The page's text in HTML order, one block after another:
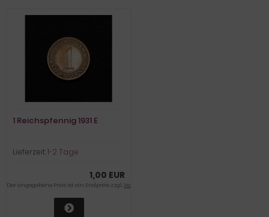
1 Reichspfennig 1931 E
Lieferzeit:1-2 Tage
1,00 EUR
Der angegebene Preis ist ein Endpreis zzgl.Versandkosten